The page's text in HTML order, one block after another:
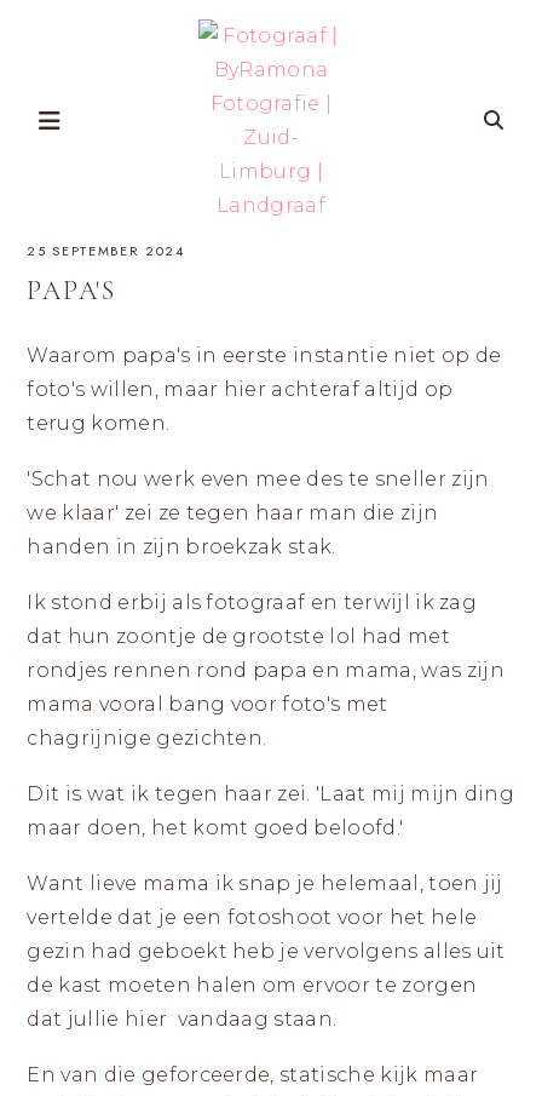
FOTOGRAFIE
ZUID-
LIMBURG
|
LANDGRAAF
VROUWEN
DIE
ZICHZELF
ÉCHT
MET
AANDACHT
ZELFVERTROUWEN
ZICHTBAAR
25 SEPTEMBER 2024
PAPA'S
Waarom papa's in eerste instantie niet op de
foto's willen, maar hier achteraf altijd op
terug komen.
'Schat nou werk even mee des te sneller zijn
we klaar' zei ze tegen haar man die zijn
handen in zijn broekzak stak.
Ik stond erbij als fotograaf en terwijl ik zag
dat hun zoontje de grootste lol had met
rondjes rennen rond papa en mama, was zijn
mama vooral bang voor foto's met
chagrijnige gezichten.
Dit is wat ik tegen haar zei. 'Laat mij mijn ding
maar doen, het komt goed beloofd.'
Want lieve mama ik snap je helemaal, toen jij
vertelde dat je een fotoshoot voor het hele
gezin had geboekt heb je vervolgens alles uit
de kast moeten halen om ervoor te zorgen
dat jullie hier vandaag staan.
En van die geforceerde, statische kijk maar